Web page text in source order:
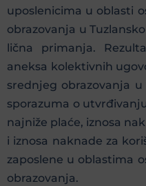
uposlenicima u oblasti
obrazovanja u
lična primanja.
aneksa kolektivnih
srednjeg obrazovanja
sporazuma o
najniže plaće, iznosa
i iznosa naknade za
zaposlene u oblastima
obrazovanja.